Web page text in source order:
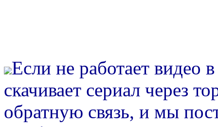
Если не работает видео
скачивает сериал через
обратную связь, и мы